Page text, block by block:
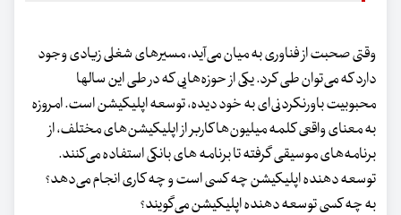
وقتی صحبت از فناوری به میان می‌آید، مسیرهای شغلی زیادی وجود
دارد که می‌توان طی کرد. یکی از حوزه‌هایی که در طی این سالها
محبوبیت باورنکردنی‌ای به خود دیده، توسعه اپلیکیشن است. امروزه
به معنای واقعی کلمه میلیون‌ها کاربر از اپلیکیشن‌های مختلف، از
برنامه‌های موسیقی گرفته تا برنامه های بانکی استفاده می‌کنند.
توسعه دهنده اپلیکیشن چه کسی است و چه کاری انجام می‌دهد؟
به چه کسی توسعه دهنده اپلیکیشن می‌گویند؟